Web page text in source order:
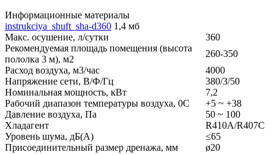
Информационные материалы
instrukciya_shuft_sha-d360 1,4 мб
Макс. осушение, л/сутки
360
Рекомендуемая площадь помещения (высота
пололка 3 м), м2
260-350
Расход воздуха, м3/час
4000
Напряжение сети, В/Ф/Гц
380/3/50
Номинальная мощность, кВт
7,2
Рабочий диапазон температуры воздуха, 0С
+5 ~ +38
Давление воздуха, Па
50 ~ 100
Хладагент
R410A/R407C
Уровень шума, дБ(A)
≤65
Присоединительный размер дренажа, мм
ø20